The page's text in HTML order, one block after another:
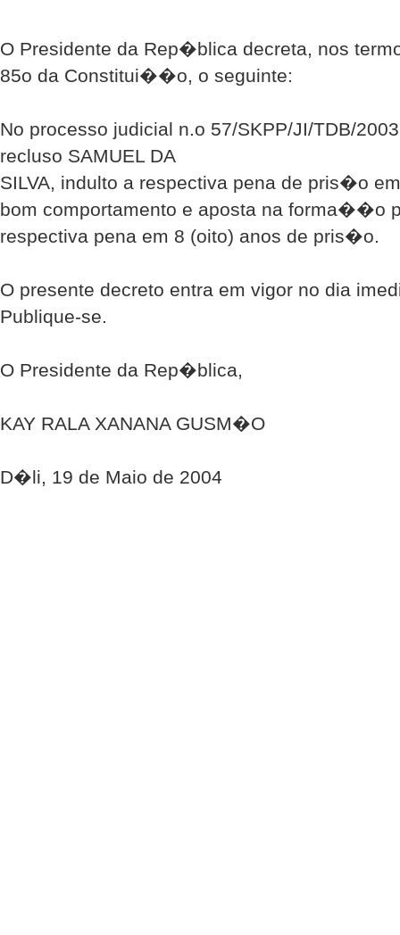
O Presidente da Rep�blica decreta, nos
85o da Constitui��o, o seguinte:
No processo judicial n.o 57/SKPP/JI/TDB/
recluso SAMUEL DA
SILVA, indulto a respectiva pena de pris�o
bom comportamento e aposta na forma��o
respectiva pena em 8 (oito) anos de pris�o.
O presente decreto entra em vigor no dia
Publique-se.
O Presidente da Rep�blica,
KAY RALA XANANA GUSM�O
D�li, 19 de Maio de 2004